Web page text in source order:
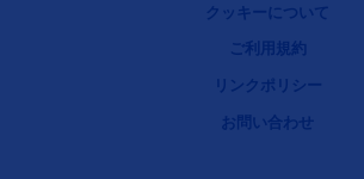
クッキーについて
ご利用規約
リンクポリシー
お問い合わせ